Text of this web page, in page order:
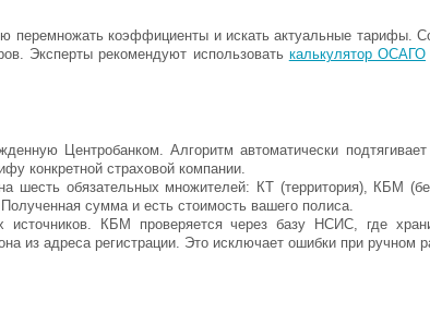
перемножать коэффициенты и искать актуальные тарифы.
Эксперты рекомендуют использовать калькулятор ОСАГО
Центробанком. Алгоритм автоматически
конкретной страховой компании.
шесть обязательных множителей: КТ (территория), КБМ
сумма и есть стоимость вашего полиса.
КБМ проверяется через базу НСИС, где
из адреса регистрации. Это исключает ошибки при ручном